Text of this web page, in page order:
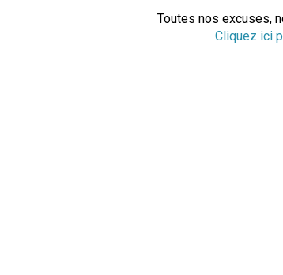
Toutes nos excuses,
Cliquez ici